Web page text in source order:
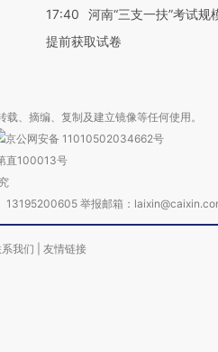
17:40
河南“三支一扶”考试规
提前获取试卷
、摘编、复制及建立镜像等任何使用。
京公网安备 11010502034662号
直100013号
举报邮箱：
我们 友情链接